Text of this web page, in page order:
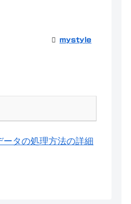
mystyle
ータの処理方法の詳細